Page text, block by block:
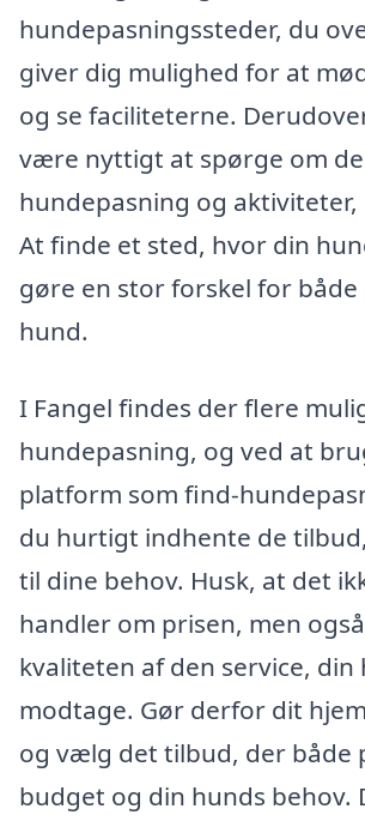
hundepasningssteder, du
giver dig mulighed for at
og se faciliteterne.
være nyttigt at spørge om
hundepasning og aktiviteter,
At finde et sted, hvor din
gøre en stor forskel for både
hund.
I Fangel findes der flere
hundepasning, og ved at
platform som find-
du hurtigt indhente de
til dine behov. Husk, at det
handler om prisen, men
kvaliteten af den service, din
modtage. Gør derfor dit
og vælg det tilbud, der både
budget og din hunds behov.